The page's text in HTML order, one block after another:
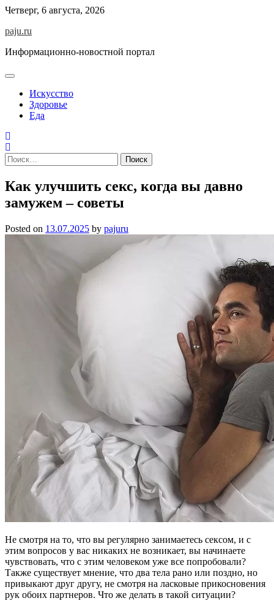
Skip
content
Четверг, 6 августа, 2026
paju.ru
Информационно-новостной портал
Искусство
Здоровье
Еда
Найти:
Как улучшить секс, когда вы давно
замужем – советы
Posted on 13.07.2025 by pajuru
Не смотря на то, что вы регулярно занимаетесь сексом, и с
этим вопросов у вас никаких не возникает, вы начинаете
чувствовать, что с этим человеком уже все попробовали?
Также существует мнение, что два тела рано или поздно, но
привыкают друг другу, не смотря на ласковые прикосновения
рук обоих партнеров. Что же делать в такой ситуации?